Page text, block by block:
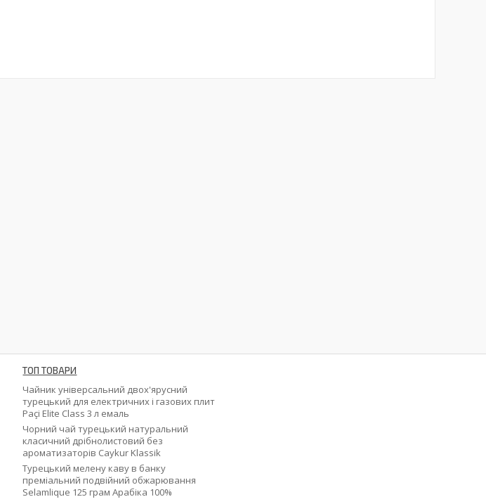
ТОП ТОВАРИ
Чайник універсальний двох'ярусний
турецький для електричних і газових плит
Paçi Elite Class 3 л емаль
Чорний чай турецький натуральний
класичний дрібнолистовий без
ароматизаторів Caykur Klassik
Турецький мелену каву в банку
преміальний подвійний обжарювання
Selamlique 125 грам Арабіка 100%